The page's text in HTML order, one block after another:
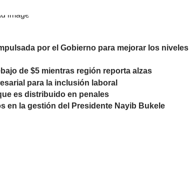
por el Gobierno para mejorar los niveles
de $5 mientras región reporta alzas
para la inclusión laboral
es distribuido en penales
en la gestión del Presidente Nayib Bukele